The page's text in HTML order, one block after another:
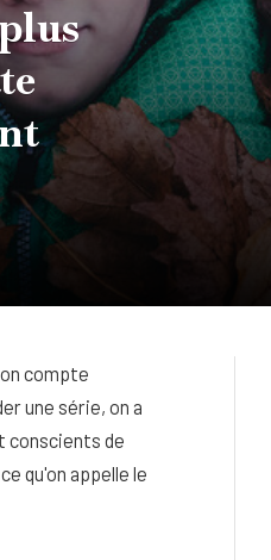
compte
une série, on a
conscients de
qu'on appelle le